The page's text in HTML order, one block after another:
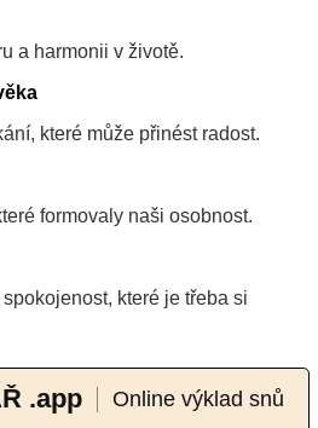
a harmonii v životě.
které může přinést radost.
formovaly naši osobnost.
které je třeba si
.app Online výklad snů